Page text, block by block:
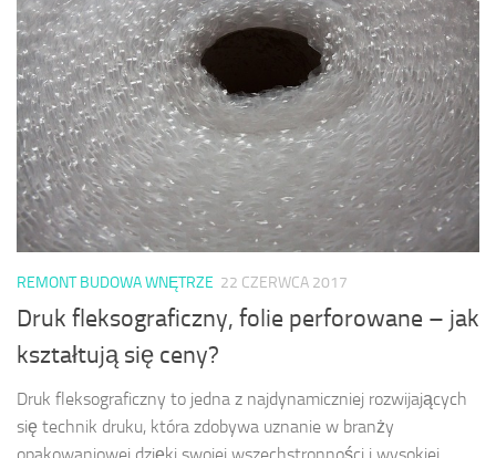
REMONT BUDOWA WNĘTRZE 22 CZERWCA 2017
Druk fleksograficzny, folie perforowane – jak
kształtują się ceny?
Druk fleksograficzny to jedna z najdynamiczniej rozwijających
się technik druku, która zdobywa uznanie w branży